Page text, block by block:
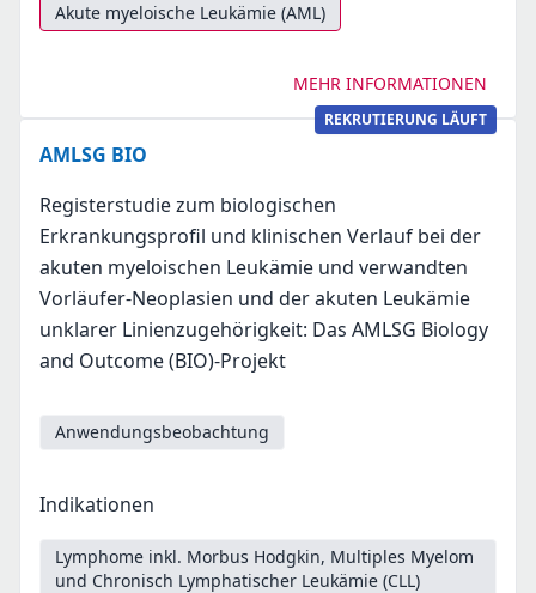
Akute myeloische Leukämie (AML)
MEHR INFORMATIONEN
REKRUTIERUNG LÄUFT
AMLSG BIO
Registerstudie zum biologischen
Erkrankungsprofil und klinischen Verlauf bei der
akuten myeloischen Leukämie und verwandten
Vorläufer-Neoplasien und der akuten Leukämie
unklarer Linienzugehörigkeit: Das AMLSG Biology
and Outcome (BIO)-Projekt
Anwendungsbeobachtung
Indikationen
Lymphome inkl. Morbus Hodgkin, Multiples Myelom
und Chronisch Lymphatischer Leukämie (CLL)